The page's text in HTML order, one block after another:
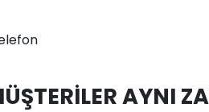
AYNI